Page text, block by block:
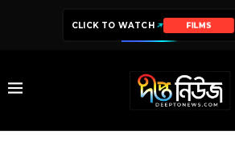
CLICK TO WATCH FILMS